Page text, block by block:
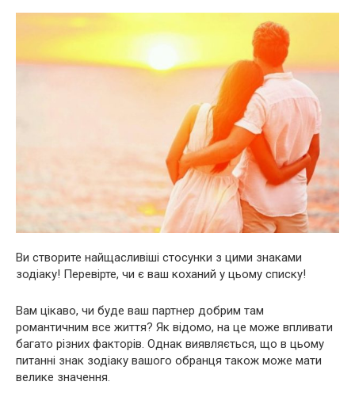
Ви створите найщасливіші стосунки з цими знаками
зодіаку! Перевірте, чи є ваш коханий у цьому списку!
Вам цікаво, чи буде ваш партнер добрим там
романтичним все життя? Як відомо, на це може впливати
багато різних факторів. Однак виявляється, що в цьому
питанні знак зодіаку вашого обранця також може мати
велике значення.